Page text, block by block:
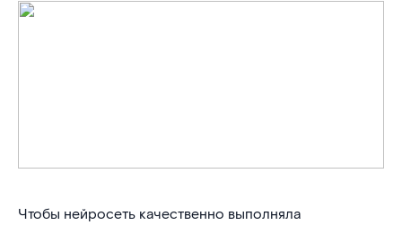
Чтобы нейросеть качественно выполняла